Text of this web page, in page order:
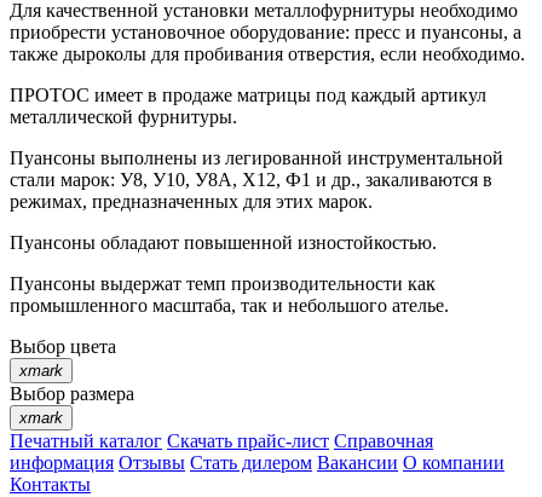
Для качественной установки металлофурнитуры необходимо
приобрести установочное оборудование: пресс и пуансоны, а
также дыроколы для пробивания отверстия, если необходимо.
ПРОТОС имеет в продаже матрицы под каждый артикул
металлической фурнитуры.
Пуансоны выполнены из легированной инструментальной
стали марок: У8, У10, У8А, Х12, Ф1 и др., закаливаются в
режимах, предназначенных для этих марок.
Пуансоны обладают повышенной изностойкостью.
Пуансоны выдержат темп производительности как
промышленного масштаба, так и небольшого ателье.
Выбор цвета
xmark
Выбор размера
xmark
Печатный каталог Скачать прайс-лист Справочная
информация Отзывы Стать дилером Вакансии О компании
Контакты